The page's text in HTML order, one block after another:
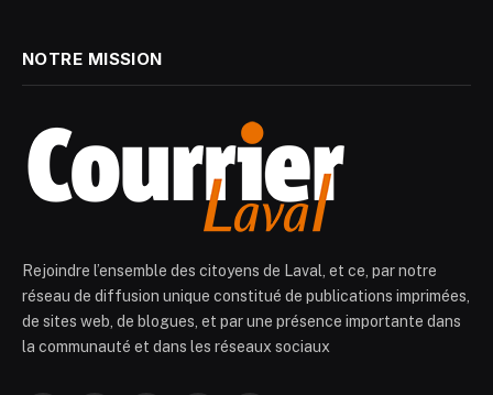
NOTRE MISSION
Rejoindre l’ensemble des citoyens de Laval, et ce, par notre
réseau de diffusion unique constitué de publications imprimées,
de sites web, de blogues, et par une présence importante dans
la communauté et dans les réseaux sociaux